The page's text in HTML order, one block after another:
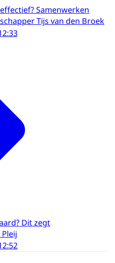
Samenwerken
Tijs van den Broek
Dit zegt